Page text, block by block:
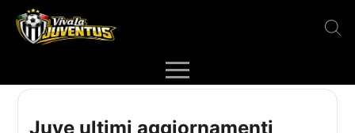
Juve ultimi aggiornamenti